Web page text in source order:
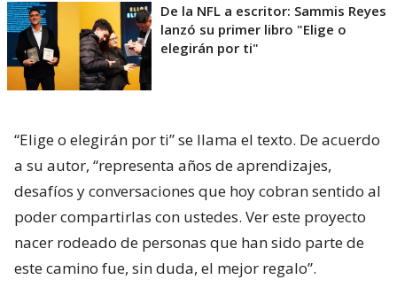
De la NFL a escritor: Sammis Reyes
lanzó su primer libro "Elige o
elegirán por ti"
“Elige o elegirán por ti” se llama el texto. De acuerdo
a su autor, “representa años de aprendizajes,
desafíos y conversaciones que hoy cobran sentido al
poder compartirlas con ustedes. Ver este proyecto
nacer rodeado de personas que han sido parte de
este camino fue, sin duda, el mejor regalo”.